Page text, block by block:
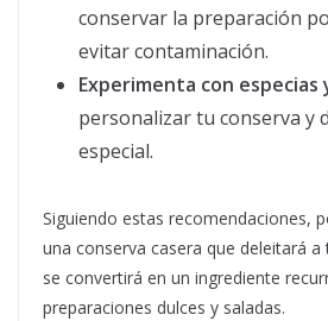
conservar la preparación
evitar contaminación.
Experimenta con especias
personalizar tu conserva y
especial.
Siguiendo estas recomendaciones,
una conserva casera que deleitará
se convertirá en un ingrediente
preparaciones dulces y saladas.